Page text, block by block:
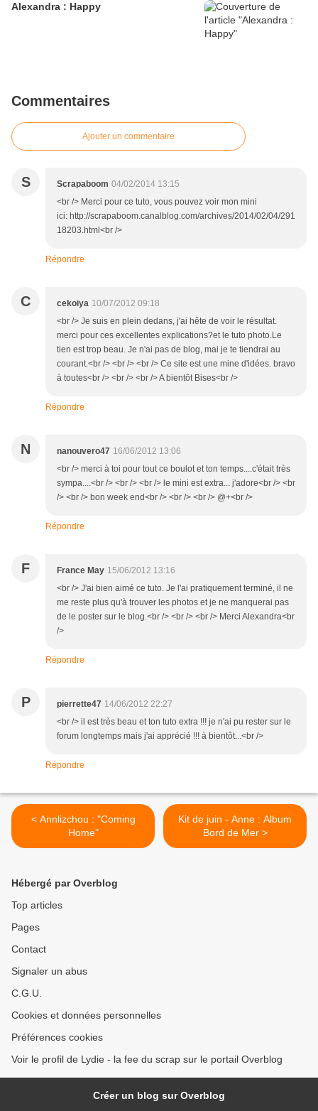
Alexandra : Happy
Commentaires
Ajouter un commentaire
S Scrapaboom 04/02/2014 13:15
<br /> Merci pour ce tuto, vous pouvez voir mon mini
ici: http://scrapaboom.canalblog.com/archives/2014/02/04/291
18203.html<br />
Répondre
C cekoiya 10/07/2012 09:18
<br /> Je suis en plein dedans, j'ai hête de voir le résultat.
merci pour ces excellentes explications?et le tuto photo.Le
tien est trop beau. Je n'ai pas de blog, mai je te tiendrai au
courant.<br /> <br /> <br /> Ce site est une mine d'idées. bravo
à toutes<br /> <br /> <br /> A bientôt Bises<br />
Répondre
N nanouvero47 16/06/2012 13:06
<br /> merci à toi pour tout ce boulot et ton temps....c'était très
sympa....<br /> <br /> <br /> le mini est extra... j'adore<br /> <br
/> <br /> bon week end<br /> <br /> <br /> @+<br />
Répondre
F France May 15/06/2012 13:16
<br /> J'ai bien aimé ce tuto. Je l'ai pratiquement terminé, il ne
me reste plus qu'à trouver les photos et je ne manquerai pas
de le poster sur le blog.<br /> <br /> <br /> Merci Alexandra<br
/>
Répondre
P pierrette47 14/06/2012 22:27
<br /> il est très beau et ton tuto extra !!! je n'ai pu rester sur le
forum longtemps mais j'ai apprécié !!! à bientôt...<br />
Répondre
< Annlizchou : "Coming
Home"
Kit de juin - Anne : Album
Bord de Mer >
Hébergé par Overblog
Top articles
Pages
Contact
Signaler un abus
C.G.U.
Cookies et données personnelles
Préférences cookies
Voir le profil de Lydie - la fee du scrap sur le portail Overblog
Créer un blog sur Overblog